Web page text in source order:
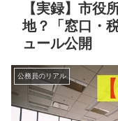
【実録】市役
地？「窓口・
ュール公開
公務員のリアル